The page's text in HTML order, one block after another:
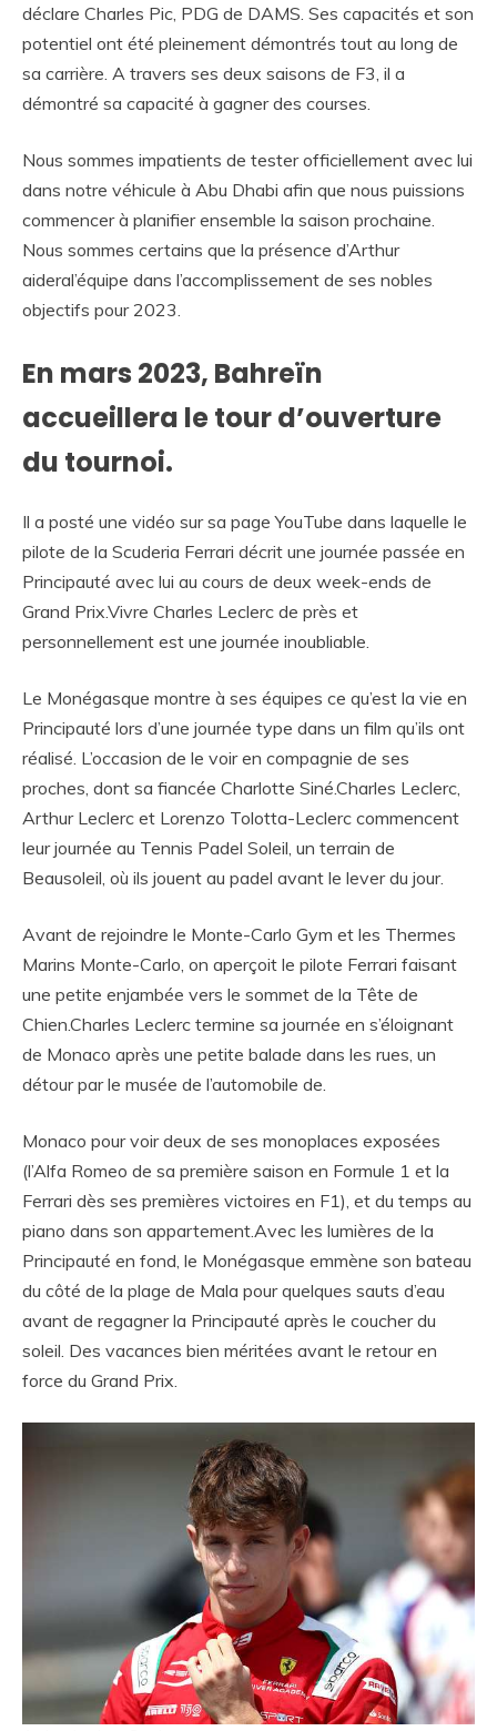
déclare Charles Pic, PDG de DAMS. Ses capacités et son
potentiel ont été pleinement démontrés tout au long de
sa carrière. A travers ses deux saisons de F3, il a
démontré sa capacité à gagner des courses.
Nous sommes impatients de tester officiellement avec lui
dans notre véhicule à Abu Dhabi afin que nous puissions
commencer à planifier ensemble la saison prochaine.
Nous sommes certains que la présence d’Arthur
aideral’équipe dans l’accomplissement de ses nobles
objectifs pour 2023.
En mars 2023, Bahreïn
accueillera le tour d’ouverture
du tournoi.
Il a posté une vidéo sur sa page YouTube dans laquelle le
pilote de la Scuderia Ferrari décrit une journée passée en
Principauté avec lui au cours de deux week-ends de
Grand Prix.Vivre Charles Leclerc de près et
personnellement est une journée inoubliable.
Le Monégasque montre à ses équipes ce qu’est la vie en
Principauté lors d’une journée type dans un film qu’ils ont
réalisé. L’occasion de le voir en compagnie de ses
proches, dont sa fiancée Charlotte Siné.Charles Leclerc,
Arthur Leclerc et Lorenzo Tolotta-Leclerc commencent
leur journée au Tennis Padel Soleil, un terrain de
Beausoleil, où ils jouent au padel avant le lever du jour.
Avant de rejoindre le Monte-Carlo Gym et les Thermes
Marins Monte-Carlo, on aperçoit le pilote Ferrari faisant
une petite enjambée vers le sommet de la Tête de
Chien.Charles Leclerc termine sa journée en s’éloignant
de Monaco après une petite balade dans les rues, un
détour par le musée de l’automobile de.
Monaco pour voir deux de ses monoplaces exposées
(l’Alfa Romeo de sa première saison en Formule 1 et la
Ferrari dès ses premières victoires en F1), et du temps au
piano dans son appartement.Avec les lumières de la
Principauté en fond, le Monégasque emmène son bateau
du côté de la plage de Mala pour quelques sauts d’eau
avant de regagner la Principauté après le coucher du
soleil. Des vacances bien méritées avant le retour en
force du Grand Prix.